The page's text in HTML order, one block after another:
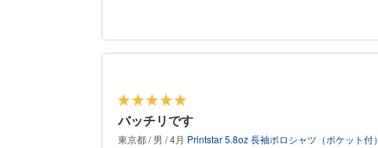
バッチリです
東京都 / 男 / 4月 Printstar 5.8oz 長袖ポロシャツ（ポケット付）